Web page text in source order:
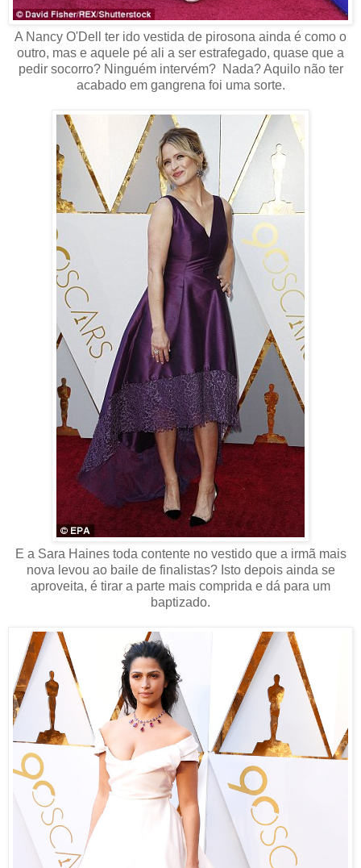
A Nancy O'Dell ter ido vestida de pirosona ainda é como o
outro, mas e aquele pé ali a ser estrafegado, quase que a
pedir socorro? Ninguém intervém? Nada? Aquilo não ter
acabado em gangrena foi uma sorte.
E a Sara Haines toda contente no vestido que a irmã mais
nova levou ao baile de finalistas? Isto depois ainda se
aproveita, é tirar a parte mais comprida e dá para um
baptizado.